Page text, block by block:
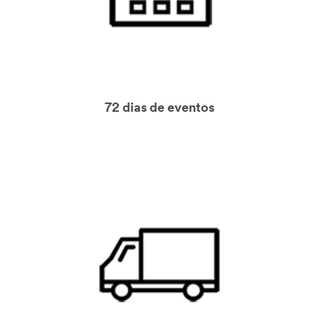
72 dias de eventos